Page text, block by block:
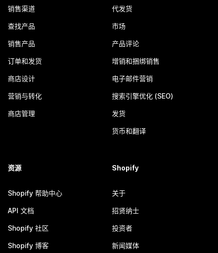
销售渠道
查找产品
销售产品
订单和发货
商店设计
营销与转化
商店管理
代发货
市场
产品评论
增销和捆绑销售
电子邮件营销
搜索引擎优化 (SEO)
发货
货币和翻译
资源
Shopify 帮助中心
API 文档
Shopify 社区
Shopify 博客
Shopify
关于
招贤纳士
投资者
新闻媒体